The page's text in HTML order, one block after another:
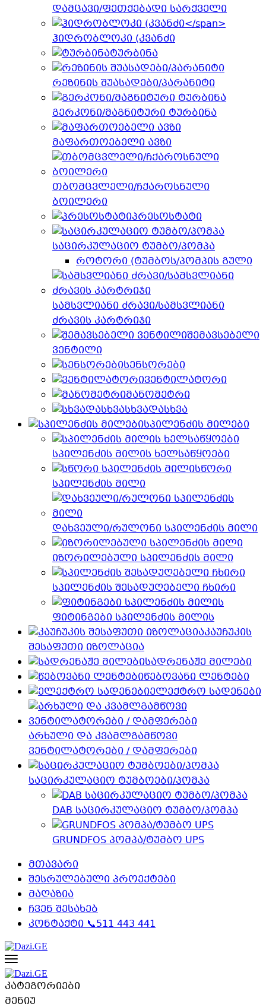
დამცავი/ფეთქებადი სარქველი
ჰიდრობლოკი (კვანძი
ტურბინა
რეზინის შუასადები/პარანიტი
გერკონი/მაგნიტური ტურბინა
მაფართოებელი ავზი
თბომცვლელი/ჩქაროსნული
ბოილერი
პრესოსტატი
საცირკულაციო ტუმბო/პომპა
როტორი (ტუმბოს/პომპის გული
სამსვლიანი ძრავი/სამსვლიანი
ძრავის კარტრიჯი
შემავსებელი
ვენტილი
სენსორები
ვენტილატორი
მანომეტრი
სხვადასხვა
სპილენძის მილები
სპილენძის მილის ხელსაწყოები
სწორი
სპილენძის მილი
დახვეული/რულონი სპილენძის მილი
იზორილებული სპილენძის მილი
სპილენძის შესადუღებელი ჩხირი
ფიტინგები სპილენძის მილის
კაუჩუკის
შესაფუთი იზოლაცია
სადრენაჟე მილები
წებოვანი ლენტები
ელექტრო სადენები
არხული და კვამლგამწოვი
ვენტილატორები / დამფერები
საცირკულაციო ტუმბოები/პომპა
DAB საცირკულაციო ტუმბო/პომპა
GRUNDFOS პომპა/ტუმბო UPS
მთავარი
შესრულებული პროექტები
მაღაზია
ჩვენ შესახებ
კონტაქტი 📞511 443 441
კატეგორიები
მენიუ